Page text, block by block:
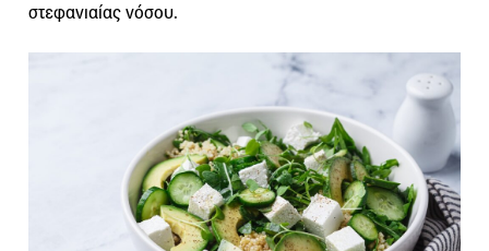
στεφανιαίας νόσου.